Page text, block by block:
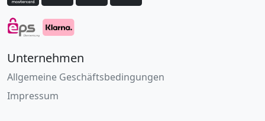
Unternehmen
Allgemeine Geschäftsbedingungen
Impressum